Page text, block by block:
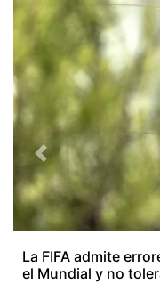
La FIFA admite
el Mundial y no
Previous